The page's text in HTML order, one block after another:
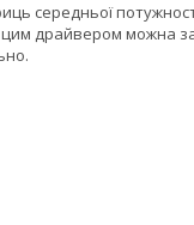
середньої
цим драйвером можна